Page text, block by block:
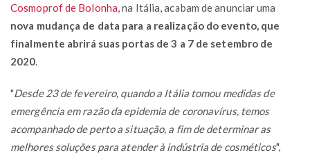
Cosmoprof de Bolonha , na Itália, acabam de anunciar uma
nova mudança de data para a realização do evento, que
finalmente abrirá suas portas de 3 a 7 de setembro de
2020
"Desde 23 de fevereiro, quando a Itália tomou medidas de
emergência em razão da epidemia de coronavírus, temos
acompanhado de perto a situação, a fim de determinar as
melhores soluções para atender à indústria de cosméticos",